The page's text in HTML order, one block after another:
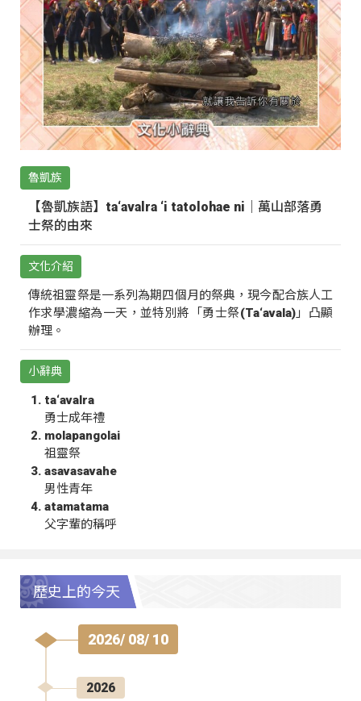
魯凱族
【魯凱族語】ta‘avalra ‘i tatolohae ni｜萬山部落勇
士祭的由來
文化介紹
傳統祖靈祭是一系列為期四個月的祭典，現今配合族人工
作求學濃縮為一天，並特別將「勇士祭(Ta‘avala)」凸顯
辦理。
小辭典
ta‘avalra
勇士成年禮
molapangolai
祖靈祭
asavasavahe
男性青年
atamatama
父字輩的稱呼
歷史上的今天
2026/ 08/ 10
2026